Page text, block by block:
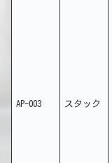
AP-003 スタック